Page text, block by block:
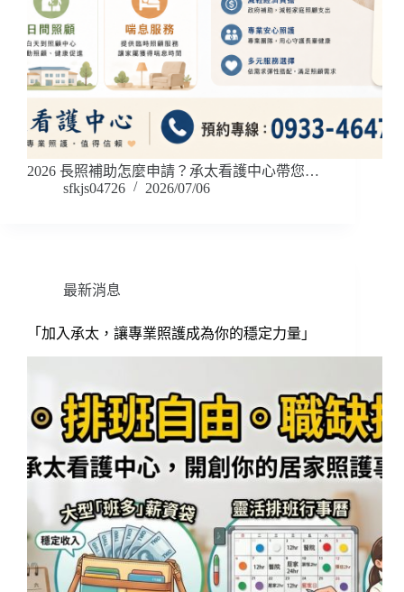
2026 長照補助怎麼申請？承太看護中心帶您…
sfkjs04726
2026/07/06
最新消息
「加入承太，讓專業照護成為你的穩定力量」